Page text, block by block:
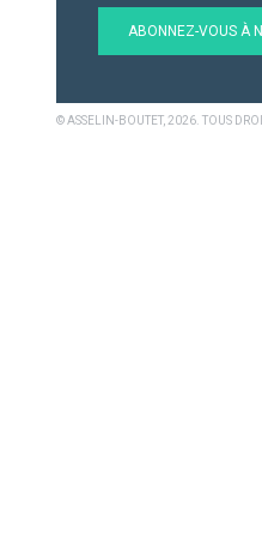
ABONNEZ-VOUS À
© ASSELIN-BOUTET, 2026. TOUS